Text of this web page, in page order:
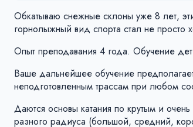
Обкатываю снежные склоны уже 8 лет,
горнолыжный вид спорта стал не
Опыт преподавания 4 года. Обучение
Ваше дальнейшее обучение
неподготовленным трассам при любом
Даются основы катания по крутым и очень
разного радиуса (большой, средний,